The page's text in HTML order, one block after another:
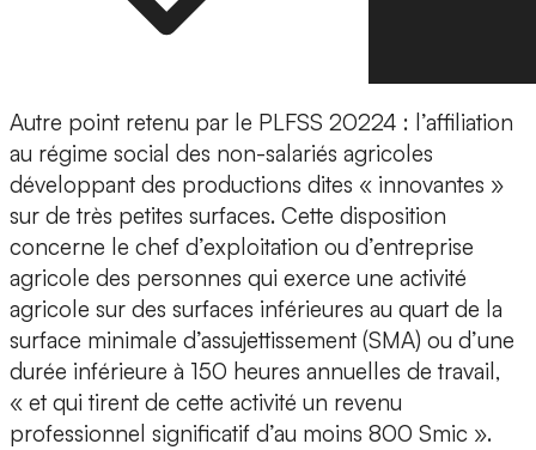
Autre point retenu par le PLFSS 20224 : l’affiliation
au régime social des non-salariés agricoles
développant des productions dites « innovantes »
sur de très petites surfaces. Cette disposition
concerne le chef d’exploitation ou d’entreprise
agricole des personnes qui exerce une activité
agricole sur des surfaces inférieures au quart de la
surface minimale d’assujettissement (SMA) ou d’une
durée inférieure à 150 heures annuelles de travail,
« et qui tirent de cette activité un revenu
professionnel significatif d’au moins 800 Smic ».